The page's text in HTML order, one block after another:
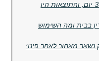
שחזרתי את הנהרות במשך 30 יום, והתוצאות היו
בבית ומה השימוש
נשאר מאחור לאחר פינוי